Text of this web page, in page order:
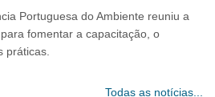
Portuguesa do Ambiente reuniu a
fomentar a capacitação, o
práticas.
Todas as notícias...